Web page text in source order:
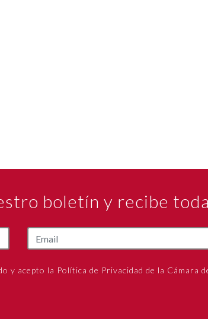
boletín y recibe
y acepto la Política de Privacidad de la Cámara